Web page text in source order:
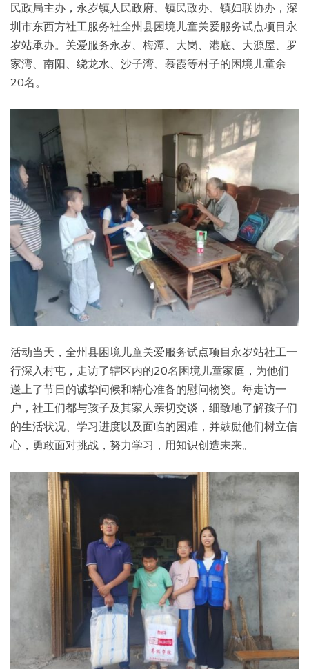
民政局主办，永岁镇人民政府、镇民政办、镇妇联协办，深
圳市东西方社工服务社全州县困境儿童关爱服务试点项目永
岁站承办。关爱服务永岁、梅潭、大岗、港底、大源屋、罗
家湾、南阳、绕龙水、沙子湾、慕霞等村子的困境儿童余
20名。
活动当天，全州县困境儿童关爱服务试点项目永岁站社工一
行深入村屯，走访了辖区内的20名困境儿童家庭，为他们
送上了节日的诚挚问候和精心准备的慰问物资。每走访一
户，社工们都与孩子及其家人亲切交谈，细致地了解孩子们
的生活状况、学习进度以及面临的困难，并鼓励他们树立信
心，勇敢面对挑战，努力学习，用知识创造未来。